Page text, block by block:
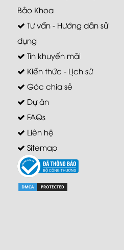
Bảo Khoa
Tư vấn - Hướng dẫn sử
dụng
Tin khuyến mãi
Kiến thức - Lịch sử
Góc chia sẻ
Dự án
FAQs
Liên hệ
Sitemap